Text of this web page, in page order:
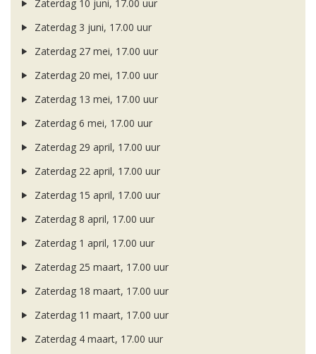
Zaterdag 10 juni, 17.00 uur
Zaterdag 3 juni, 17.00 uur
Zaterdag 27 mei, 17.00 uur
Zaterdag 20 mei, 17.00 uur
Zaterdag 13 mei, 17.00 uur
Zaterdag 6 mei, 17.00 uur
Zaterdag 29 april, 17.00 uur
Zaterdag 22 april, 17.00 uur
Zaterdag 15 april, 17.00 uur
Zaterdag 8 april, 17.00 uur
Zaterdag 1 april, 17.00 uur
Zaterdag 25 maart, 17.00 uur
Zaterdag 18 maart, 17.00 uur
Zaterdag 11 maart, 17.00 uur
Zaterdag 4 maart, 17.00 uur